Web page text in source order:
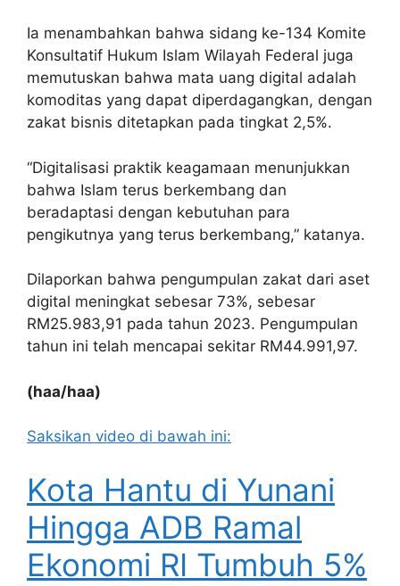
Ia menambahkan bahwa sidang ke-134 Komite
Konsultatif Hukum Islam Wilayah Federal juga
memutuskan bahwa mata uang digital adalah
komoditas yang dapat diperdagangkan, dengan
zakat bisnis ditetapkan pada tingkat 2,5%.
“Digitalisasi praktik keagamaan menunjukkan
bahwa Islam terus berkembang dan
beradaptasi dengan kebutuhan para
pengikutnya yang terus berkembang,” katanya.
Dilaporkan bahwa pengumpulan zakat dari aset
digital meningkat sebesar 73%, sebesar
RM25.983,91 pada tahun 2023. Pengumpulan
tahun ini telah mencapai sekitar RM44.991,97.
(haa/haa)
Saksikan video di bawah ini:
Kota Hantu di Yunani
Hingga ADB Ramal
Ekonomi RI Tumbuh 5%